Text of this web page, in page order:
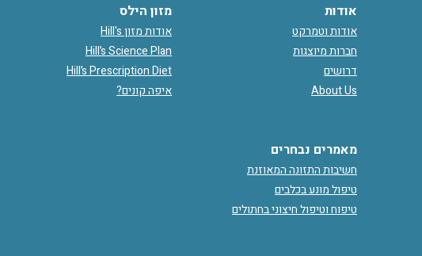
אודות
אודות וטמרקט
חברות מיוצגות
דרושים
About Us
מזון הילס
אודות מזון Hill's
Hill’s Science Plan
Hill’s Prescription Diet
איפה קונים?
מאמרים נבחרים
חשיבות התזונה המאוזנת
טיפול מונע בכלבים
טיפוח וטיפול חיצוני בחתולים